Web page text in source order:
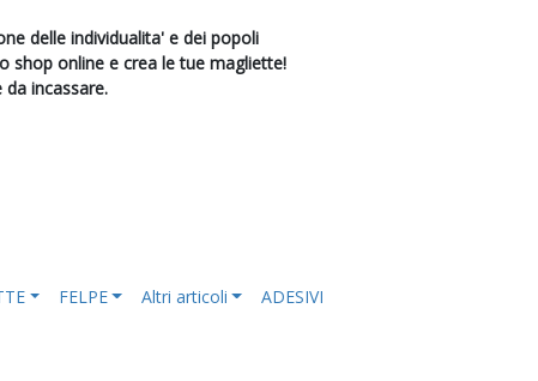
delle individualita' e dei popoli
shop online e crea le tue magliette!
incassare.
FELPE Altri articoli
ADESIVI